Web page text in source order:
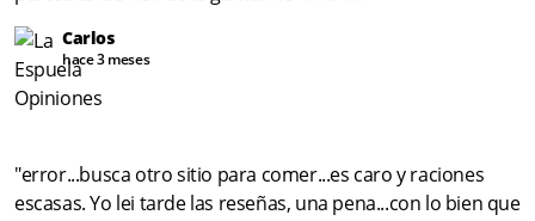
Carlos
hace 3 meses
"error...busca otro sitio para comer...es caro y raciones
escasas. Yo lei tarde las reseñas, una pena...con lo bien que